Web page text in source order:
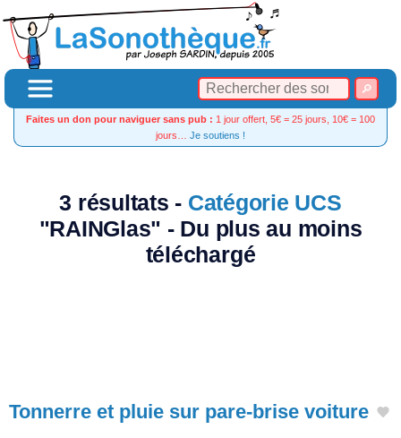
Faites un don pour naviguer sans pub : 1 jour offert, 5€ = 25 jours, 10€ = 100
jours… Je soutiens !
3 résultats - Catégorie UCS
"RAINGlas" - Du plus au moins
téléchargé
Tonnerre et pluie sur pare-brise voiture